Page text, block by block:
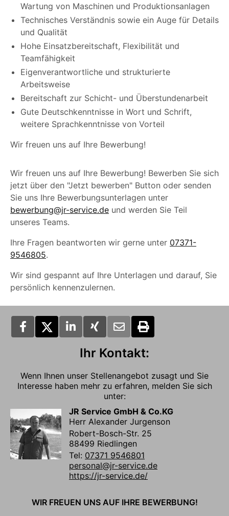
Wartung von Maschinen und Produktionsanlagen
Technisches Verständnis sowie ein Auge für Details
und Qualität
Hohe Einsatzbereitschaft, Flexibilität und
Teamfähigkeit
Eigenverantwortliche und strukturierte
Arbeitsweise
Bereitschaft zur Schicht- und Überstundenarbeit
Gute Deutschkenntnisse in Wort und Schrift,
weitere Sprachkenntnisse von Vorteil
Wir freuen uns auf Ihre Bewerbung!
Wir freuen uns auf Ihre Bewerbung! Bewerben Sie sich
jetzt über den "Jetzt bewerben" Button oder senden
Sie uns Ihre Bewerbungsunterlagen unter
bewerbung@jr-service.de und werden Sie Teil
unseres Teams.
Ihre Fragen beantworten wir gerne unter 07371-
9546805.
Wir sind gespannt auf Ihre Unterlagen und darauf, Sie
persönlich kennenzulernen.
Ihr Kontakt:
Wenn Ihnen unser Stellenangebot zusagt und Sie
Interesse haben mehr zu erfahren, melden Sie sich
unter:
JR Service GmbH & Co.KG
Herr Alexander Jurgenson
Robert-Bosch-Str. 25
88499 Riedlingen
Tel: 07371 9546801
personal@jr-service.de
https://jr-service.de/
WIR FREUEN UNS AUF IHRE BEWERBUNG!